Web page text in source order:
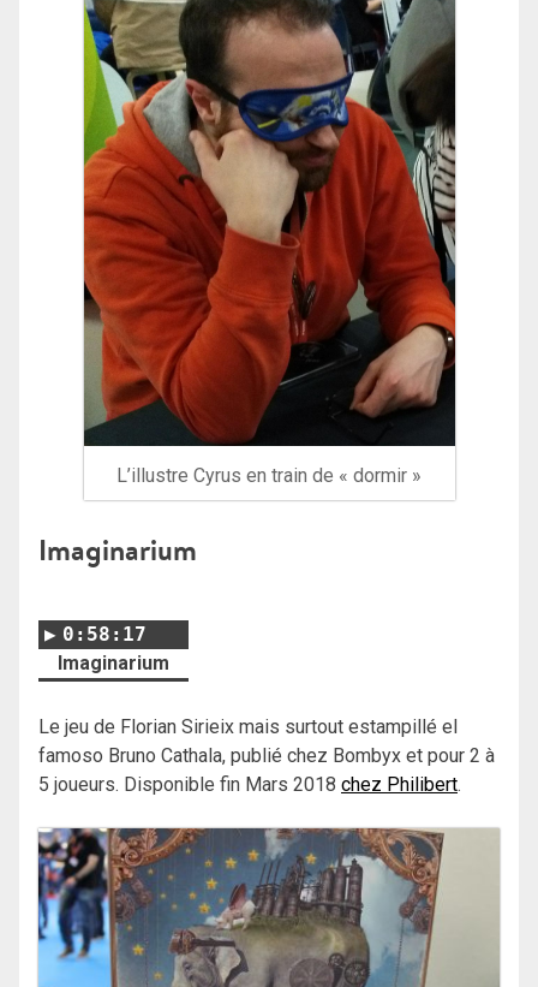
L’illustre Cyrus en train de « dormir »
Imaginarium
0:58:17
Imaginarium
Le jeu de Florian Sirieix mais surtout estampillé el
famoso Bruno Cathala, publié chez Bombyx et pour 2 à
5 joueurs. Disponible fin Mars 2018 chez Philibert.